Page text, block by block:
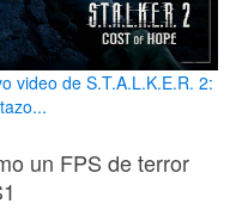
video de S.T.A.L.K.E.R. 2:
un FPS de terror